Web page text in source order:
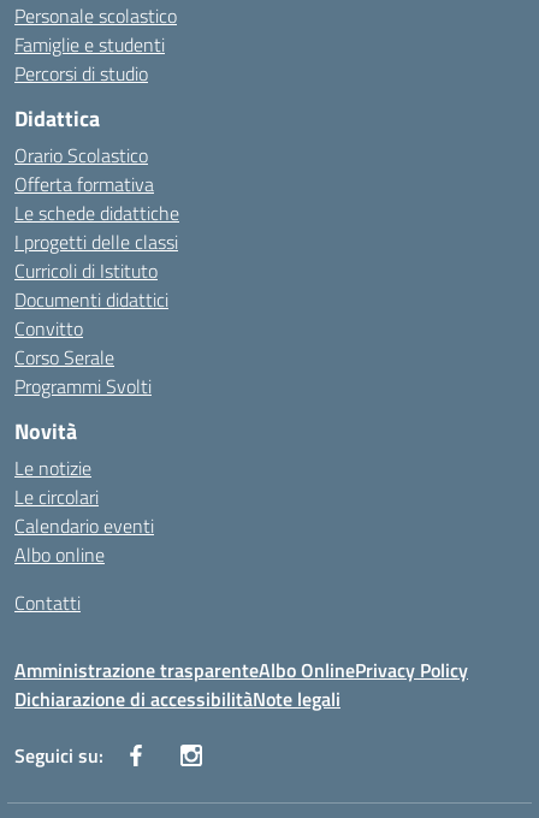
Personale scolastico
Famiglie e studenti
Percorsi di studio
Didattica
Orario Scolastico
Offerta formativa
Le schede didattiche
I progetti delle classi
Curricoli di Istituto
Documenti didattici
Convitto
Corso Serale
Programmi Svolti
Novità
Le notizie
Le circolari
Calendario eventi
Albo online
Contatti
Amministrazione trasparenteAlbo OnlinePrivacy Policy
Dichiarazione di accessibilitàNote legali
Seguici su: